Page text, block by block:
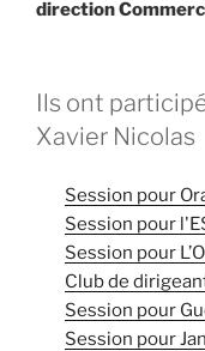
direction
Ils ont
Xavier Nicolas
Session pour
Session pour
Session pour
Club de
Session pour
Session pour